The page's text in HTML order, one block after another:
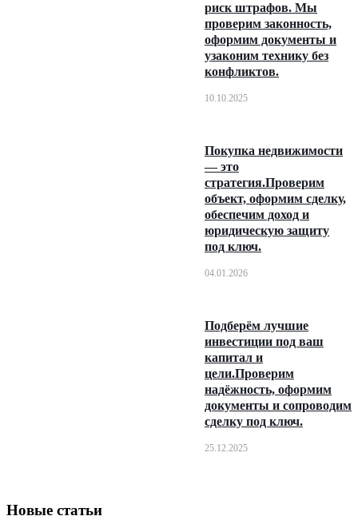
риск штрафов. Мы
проверим законность,
оформим документы и
узаконим технику без
конфликтов.
10.10.2025
Покупка недвижимости
— это
стратегия.Проверим
объект, оформим сделку,
обеспечим доход и
юридическую защиту
под ключ.
04.01.2026
Подберём лучшие
инвестиции под ваш
капитал и
цели.Проверим
надёжность, оформим
документы и сопроводим
сделку под ключ.
25.12.2025
Новые статьи